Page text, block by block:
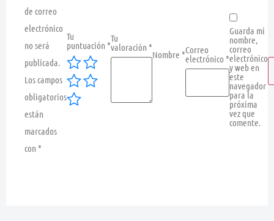
de correo
electrónico
no será
publicada.
Los campos
obligatorios
están
marcados
con *
Tu
puntuación *
Tu
valoración *
Nombre *Correo
electrónico *
Guarda mi
nombre,
correo
electrónico
y web en
este
navegador
para la
próxima
vez que
comente.